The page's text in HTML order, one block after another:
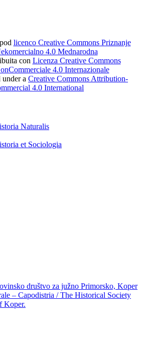
licenco Creative Commons Priznanje
4.0 Mednarodna
con Licenza Creative Commons
4.0 Internazionale
a Creative Commons Attribution-
4.0 International
Naturalis
et Sociologia
društvo za južno Primorsko, Koper
– Capodistria / The Historical Society
Koper.